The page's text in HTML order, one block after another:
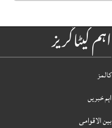
اہم کیٹاگریز
کالمز
اہم خبریں
بین الاقوامی